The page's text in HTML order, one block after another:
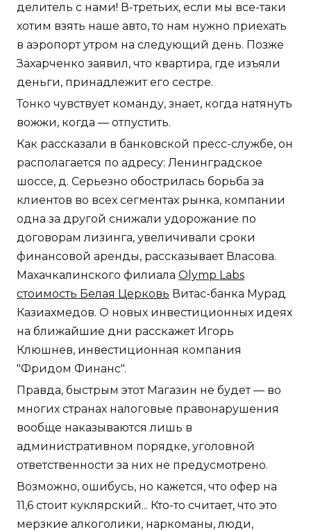
делитель с нами! В-третьих, если мы все-таки
хотим взять наше авто, то нам нужно приехать
в аэропорт утром на следующий день. Позже
Захарченко заявил, что квартира, где изъяли
деньги, принадлежит его сестре.
Тонко чувствует команду, знает, когда натянуть
вожжи, когда — отпустить.
Как рассказали в банковской пресс-службе, он
располагается по адресу: Ленинградское
шоссе, д. Серьезно обострилась борьба за
клиентов во всех сегментах рынка, компании
одна за другой снижали удорожание по
договорам лизинга, увеличивали сроки
финансовой аренды, рассказывает Власова.
Махачкалинского филиала Olymp Labs
стоимость Белая Церковь Витас-банка Мурад
Казиахмедов. О новых инвестиционных идеях
на ближайшие дни расскажет Игорь
Клюшнев, инвестиционная компания
"Фридом Финанс".
Правда, быстрым этот Магазин не будет — во
многих странах налоговые правонарушения
вообще наказываются лишь в
административном порядке, уголовной
ответственности за них не предусмотрено.
Возможно, ошибусь, но кажется, что офер на
11,6 стоит куклярский... Кто-то считает, что это
мерзкие алкоголики, наркоманы, люди,